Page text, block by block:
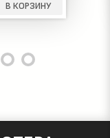
В КОРЗИНУ